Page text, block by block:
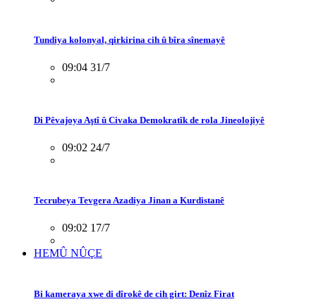
Tundiya kolonyal, qirkirina cih û bîra sînemayê
09:04 31/7
Di Pêvajoya Aştî û Civaka Demokratîk de rola Jineolojiyê
09:02 24/7
Tecrubeya Tevgera Azadiya Jinan a Kurdistanê
09:02 17/7
HEMÛ NÛÇE
Bi kameraya xwe di dîrokê de cih girt: Denîz Firat